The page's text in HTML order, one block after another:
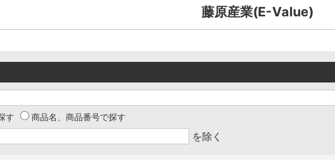
藤原産業(E-Value)
す 商品名、商品番号で探す
を除く